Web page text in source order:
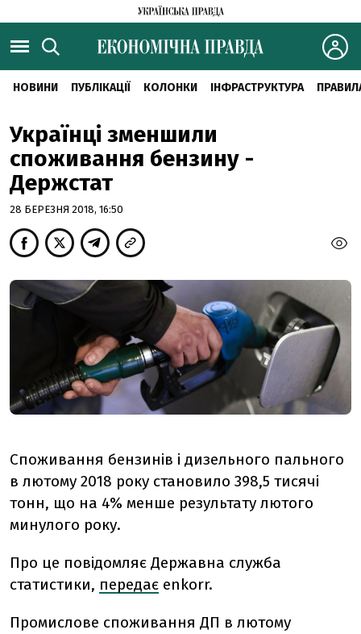
НОВИНИ ПУБЛІКАЦІЇ КОЛОНКИ ІНФРАСТРУКТУРА
Українці зменшили
споживання бензину -
Держстат
28 БЕРЕЗНЯ 2018, 16:50
Споживання бензинів і дизельного пального
в лютому 2018 року становило 398,5 тисячі
тонн, що на 4% менше результату лютого
минулого року.
Про це повідомляє Державна служба
статистики, передає enkorr.
Промислове споживання ДП в лютому